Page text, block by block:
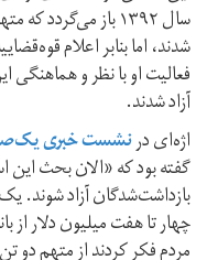
سال ۱۳۹۲ باز
شدند، اما بنابر اعلام
فعالیت او با نظر و هماهنگی
آزاد شدند.
اژه‌ای درنشست خبری
گفته بود که «الان بحث
چهار تا هفت میلیون دلار از